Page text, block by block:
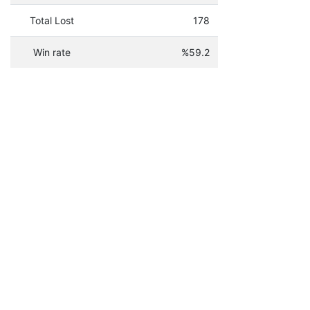
Total Lost 178
Win rate %59.2